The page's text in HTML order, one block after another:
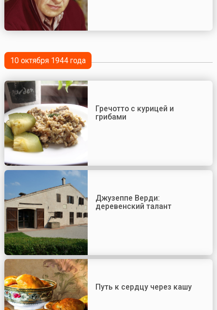
10 октября 1944 года
Гречотто с курицей и
грибами
Джузеппе Верди:
деревенский талант
Путь к сердцу через кашу